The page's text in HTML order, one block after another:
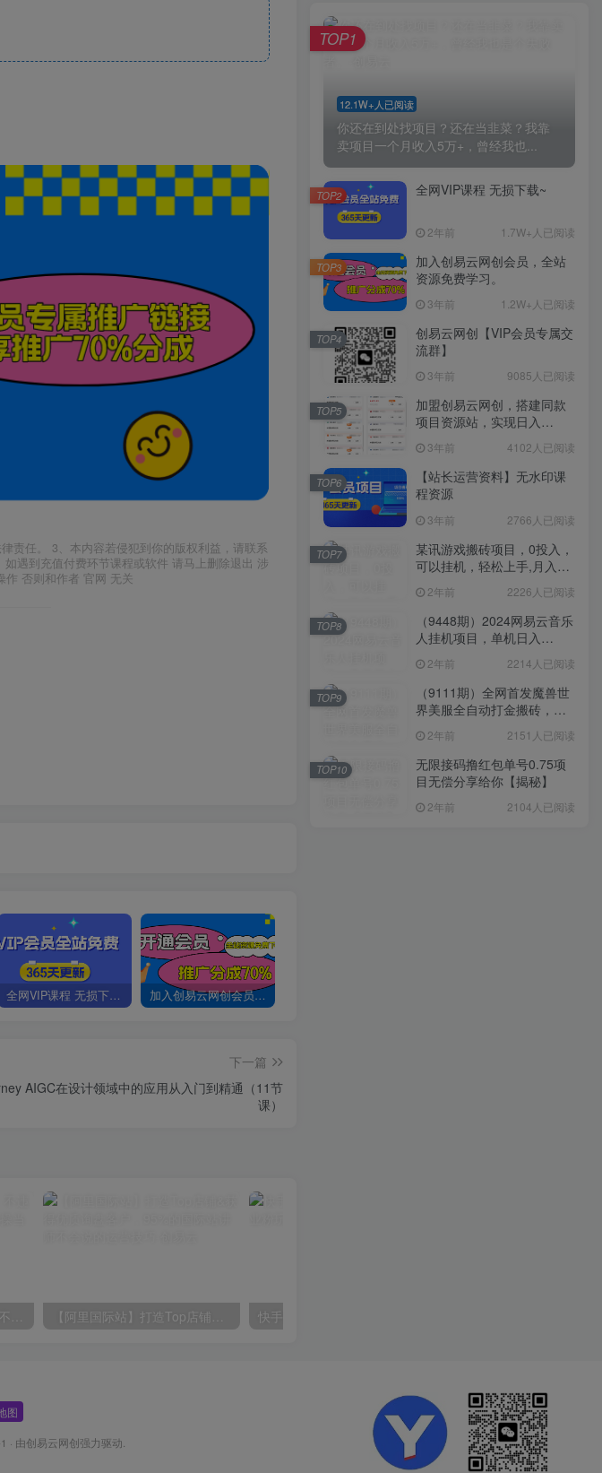
责任。 3、本内容若侵犯到你的版权利益，请联系
遇到充值付费环节课程或软件 请马上删除退出 涉
作 否则和作者 官网 无关
全网VIP课程 无损下载~ 加入创易云网创会员，全站资源免费学习。
下一篇
AIGC在设计领域中的应用从入门到精通（11节
课）
抖音24小时无人直播音乐，不违规，不封号纯撸音浪，小白实操当天日入1000+ 【阿里国际站】打造Top店铺&获得优质询盘客户，​95%的国际站讲师不会说的运营技巧
12.1W+人已阅读
你还在到处找项目？还在当韭菜？我靠
卖项目一个月收入5万+，曾经我也...
TOP1
全网VIP课程 无损下载~
2年前 1.7W+人已阅读
TOP2
加入创易云网创会员，全站
资源免费学习。
3年前 1.2W+人已阅读
TOP3
创易云网创【VIP会员专属交
流群】
3年前 9085人已阅读
TOP4
加盟创易云网创，搭建同款
项目资源站，实现日入
3年前 4102人已阅读
TOP5
【站长运营资料】无水印课
程资源
3年前 2766人已阅读
TOP6
某讯游戏搬砖项目，0投入，
可以挂机，轻松上手,月入
2年前 2226人已阅读
TOP7
（9448期）2024网易云音乐
人挂机项目，单机日入
2年前 2214人已阅读
TOP8
（9111期）全网首发魔兽世
界美服全自动打金搬砖，日
姆级教学
2年前 2151人已阅读
TOP9
无限接码撸红包单号0.75项
目无偿分享给你【揭秘】
2年前 2104人已阅读
TOP10
图
· 由创易云网创强力驱动.